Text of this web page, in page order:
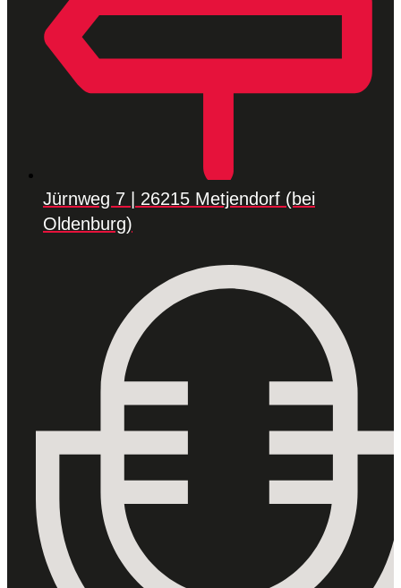
Jürnweg 7 | 26215 Metjendorf (bei
Oldenburg)